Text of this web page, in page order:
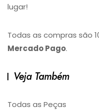
lugar!
Todas as compras são
Mercado Pago.
Veja Também
Todas as Peças